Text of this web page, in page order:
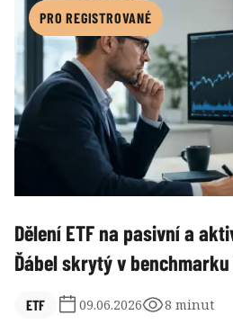
PRO REGISTROVANÉ
Dělení ETF na pasivní a
Ďábel skrytý v
ETF 09.06.2026 8 minut